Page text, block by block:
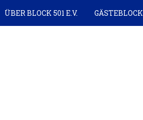
ÜBER BLOCK 501 E.V. GÄSTEBLOCK